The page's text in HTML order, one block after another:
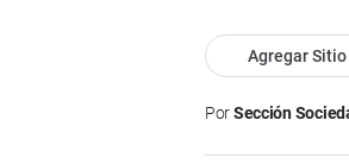
Agregar
PorSección